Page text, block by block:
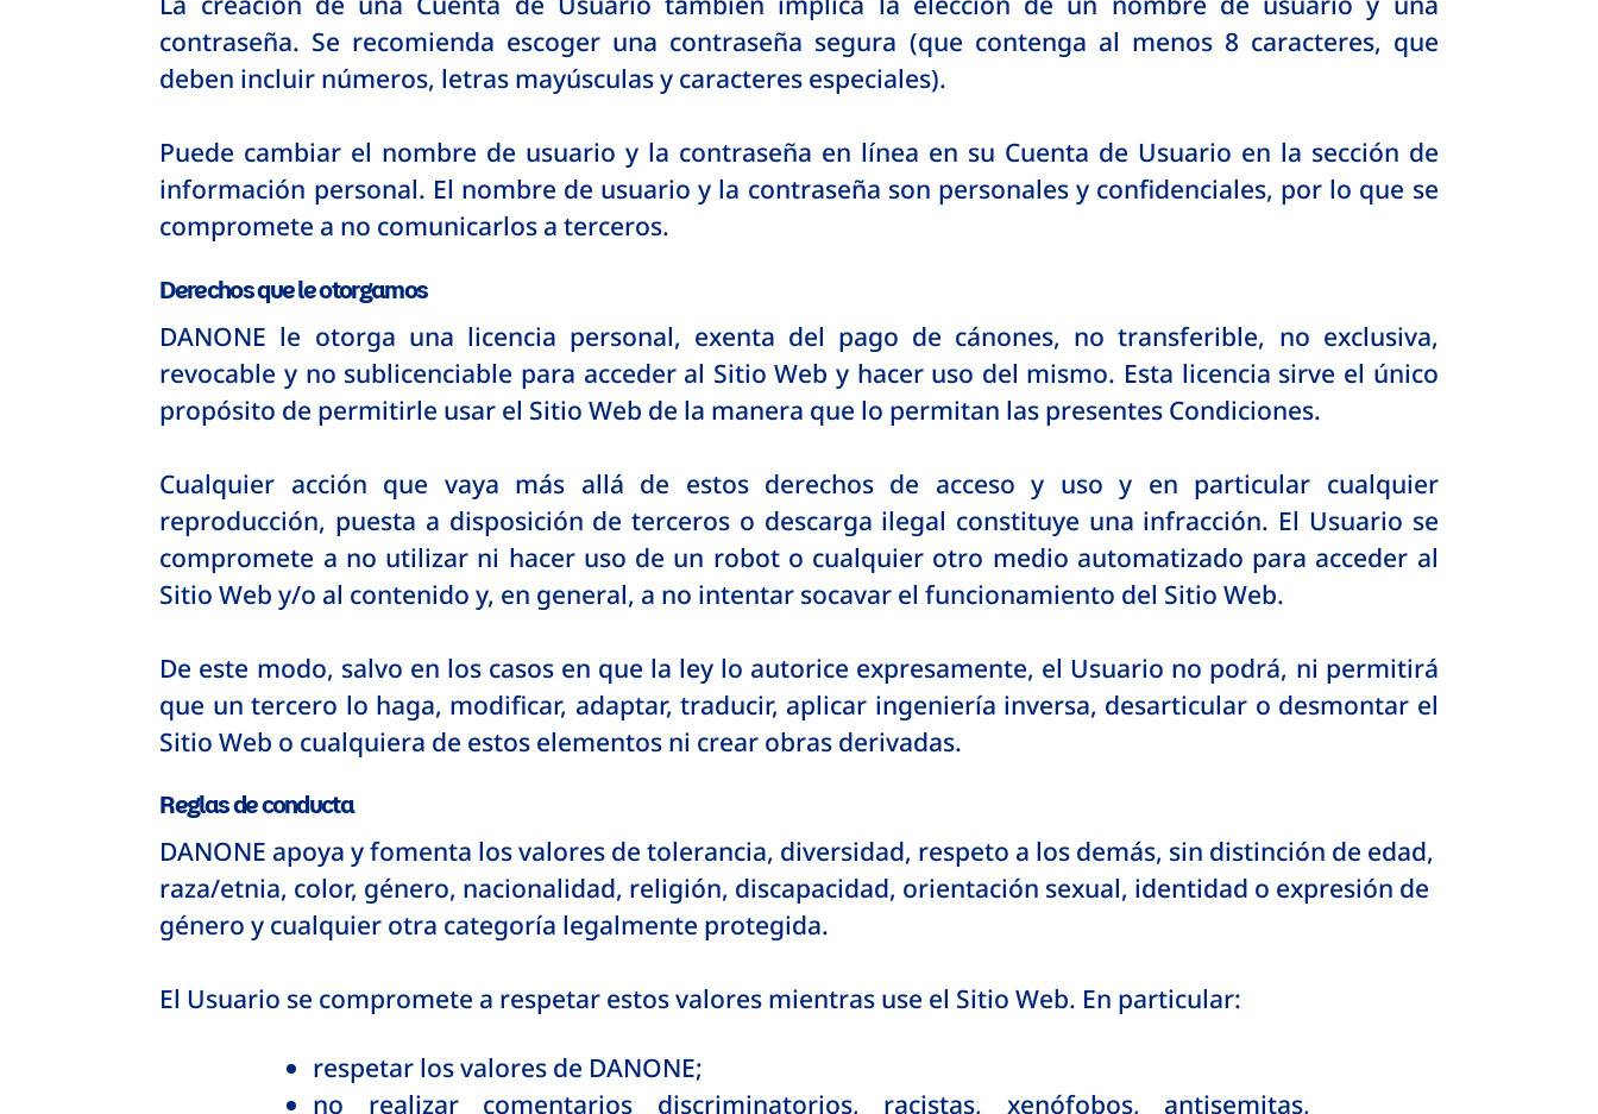
contraseña. Se recomienda escoger una contraseña segura (que contenga al menos 8 caracteres, que
deben incluir números, letras mayúsculas y caracteres especiales).
Puede cambiar el nombre de usuario y la contraseña en línea en su Cuenta de Usuario en la sección de
información personal. El nombre de usuario y la contraseña son personales y confidenciales, por lo que se
compromete a no comunicarlos a terceros.
Derechos que le otorgamos
DANONE le otorga una licencia personal, exenta del pago de cánones, no transferible, no exclusiva,
revocable y no sublicenciable para acceder al Sitio Web y hacer uso del mismo. Esta licencia sirve el único
propósito de permitirle usar el Sitio Web de la manera que lo permitan las presentes Condiciones.
Cualquier acción que vaya más allá de estos derechos de acceso y uso y en particular cualquier
reproducción, puesta a disposición de terceros o descarga ilegal constituye una infracción. El Usuario se
compromete a no utilizar ni hacer uso de un robot o cualquier otro medio automatizado para acceder al
Sitio Web y/o al contenido y, en general, a no intentar socavar el funcionamiento del Sitio Web.
De este modo, salvo en los casos en que la ley lo autorice expresamente, el Usuario no podrá, ni permitirá
que un tercero lo haga, modificar, adaptar, traducir, aplicar ingeniería inversa, desarticular o desmontar el
Sitio Web o cualquiera de estos elementos ni crear obras derivadas.
Reglas de conducta
DANONE apoya y fomenta los valores de tolerancia, diversidad, respeto a los demás, sin distinción de edad,
raza/etnia, color, género, nacionalidad, religión, discapacidad, orientación sexual, identidad o expresión de
género y cualquier otra categoría legalmente protegida.
El Usuario se compromete a respetar estos valores mientras use el Sitio Web. En particular:
respetar los valores de DANONE;
no realizar comentarios discriminatorios, racistas, xenófobos, antisemitas,